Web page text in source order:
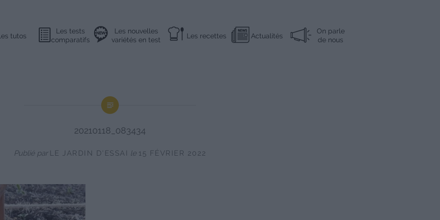
tutos
Les tests
comparatifs
Les nouvelles
variétés en test
Les recettes Actualités
On parle
de nous
20210118_083434
Publié parLE JARDIN D'ESSAI le 15 FÉVRIER 2022